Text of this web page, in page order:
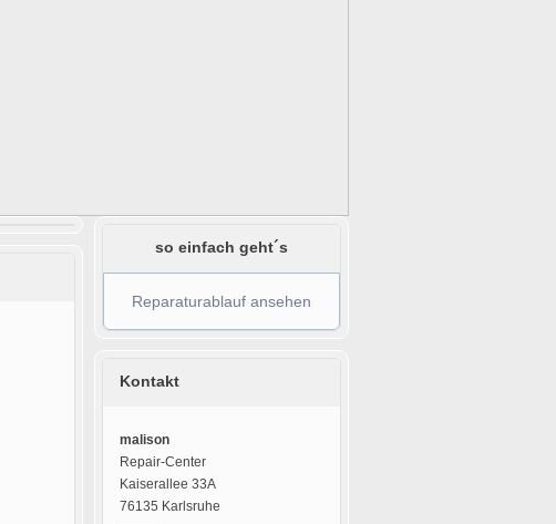
so einfach geht´s
Reparaturablauf ansehen
Kontakt
malison
Repair-Center
Kaiserallee 33A
76135 Karlsruhe